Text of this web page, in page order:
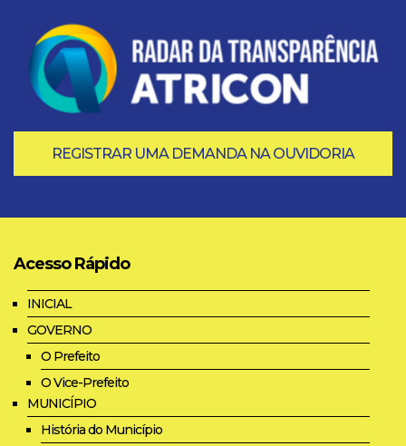
REGISTRAR UMA DEMANDA NA OUVIDORIA
Acesso Rápido
INICIAL
GOVERNO
O Prefeito
O Vice-Prefeito
MUNICÍPIO
História do Município